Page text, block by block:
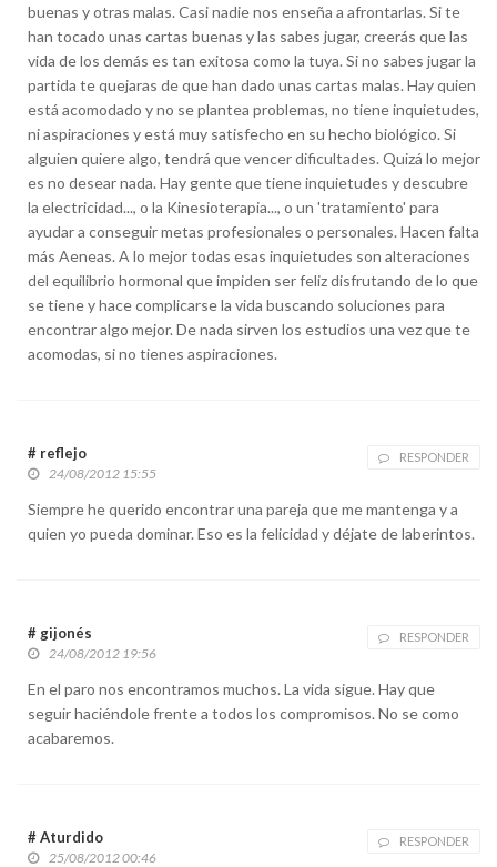
buenas y otras malas. Casi nadie nos enseña a afrontarlas. Si te
han tocado unas cartas buenas y las sabes jugar, creerás que las
vida de los demás es tan exitosa como la tuya. Si no sabes jugar la
partida te quejaras de que han dado unas cartas malas. Hay quien
está acomodado y no se plantea problemas, no tiene inquietudes,
ni aspiraciones y está muy satisfecho en su hecho biológico. Si
alguien quiere algo, tendrá que vencer dificultades. Quizá lo mejor
es no desear nada. Hay gente que tiene inquietudes y descubre
la electricidad..., o la Kinesioterapia..., o un 'tratamiento' para
ayudar a conseguir metas profesionales o personales. Hacen falta
más Aeneas. A lo mejor todas esas inquietudes son alteraciones
del equilibrio hormonal que impiden ser feliz disfrutando de lo que
se tiene y hace complicarse la vida buscando soluciones para
encontrar algo mejor. De nada sirven los estudios una vez que te
acomodas, si no tienes aspiraciones.
# reflejo RESPONDER
24/08/2012 15:55
Siempre he querido encontrar una pareja que me mantenga y a
quien yo pueda dominar. Eso es la felicidad y déjate de laberintos.
# gijonés RESPONDER
24/08/2012 19:56
En el paro nos encontramos muchos. La vida sigue. Hay que
seguir haciéndole frente a todos los compromisos. No se como
acabaremos.
# Aturdido RESPONDER
25/08/2012 00:46